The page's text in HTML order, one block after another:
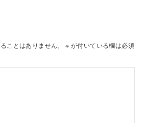
ことはありません。 ※ が付いている欄は必須